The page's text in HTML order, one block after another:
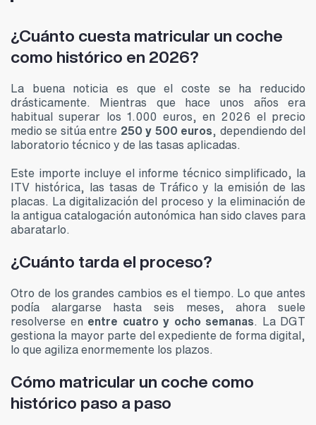
¿Cuánto cuesta matricular un coche
como histórico en 2026?
La buena noticia es que el coste se ha reducido
drásticamente. Mientras que hace unos años era
habitual superar los 1.000 euros, en 2026 el precio
medio se sitúa entre 250 y 500 euros, dependiendo del
laboratorio técnico y de las tasas aplicadas.
Este importe incluye el informe técnico simplificado, la
ITV histórica, las tasas de Tráfico y la emisión de las
placas. La digitalización del proceso y la eliminación de
la antigua catalogación autonómica han sido claves para
abaratarlo.
¿Cuánto tarda el proceso?
Otro de los grandes cambios es el tiempo. Lo que antes
podía alargarse hasta seis meses, ahora suele
resolverse en entre cuatro y ocho semanas. La DGT
gestiona la mayor parte del expediente de forma digital,
lo que agiliza enormemente los plazos.
Cómo matricular un coche como
histórico paso a paso